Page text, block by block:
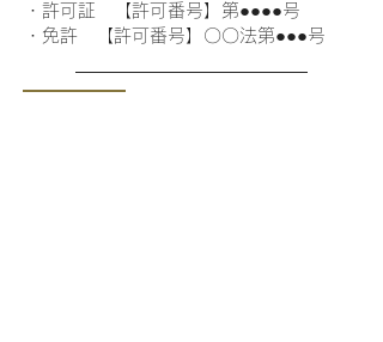
・許可証 【許可番号】第●●●●号
・免許 【許可番号】〇〇法第●●●号